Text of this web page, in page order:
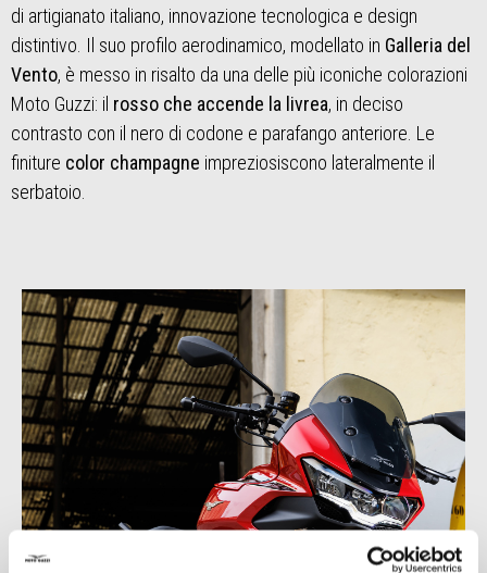
di artigianato italiano, innovazione tecnologica e design
distintivo. Il suo profilo aerodinamico, modellato in Galleria del
Vento, è messo in risalto da una delle più iconiche colorazioni
Moto Guzzi: il rosso che accende la livrea, in deciso
contrasto con il nero di codone e parafango anteriore. Le
finiture color champagne impreziosiscono lateralmente il
serbatoio.